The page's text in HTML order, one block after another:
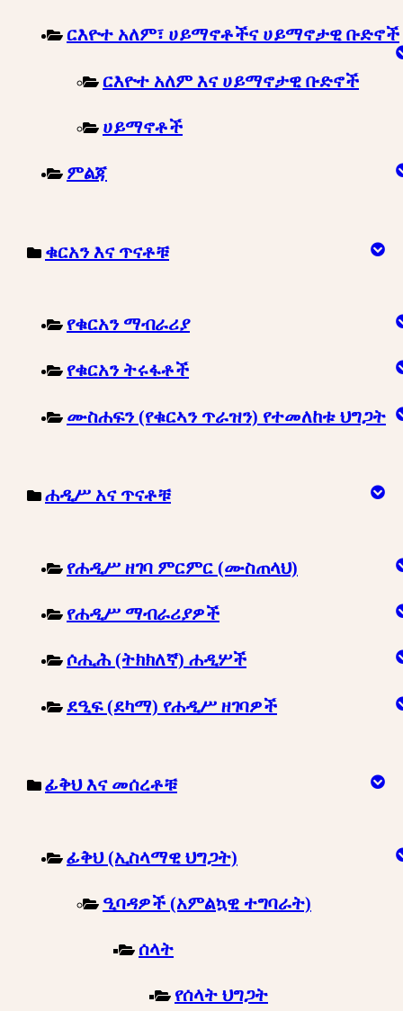
ርእዮተ አለም፣ ሀይማኖቶችና ሀይማኖታዊ ቡድኖች
ርእዮተ አለም እና ሀይማኖታዊ ቡድኖች
ሀይማኖቶች
ምልጃ
ቁርአን እና ጥናቶቹ
የቁርአን ማብራሪያ
የቁርአን ትሩፋቶች
ሙስሐፍን (የቁርኣን ጥራዝን) የተመለከቱ ህግጋት
ሐዲሥ አና ጥናቶቹ
የሐዲሥ ዘገባ ምርምር (ሙስጠላህ)
የሐዲሥ ማብራሪያዎች
ሶሒሕ (ትክክለኛ) ሐዲሦች
ደዒፍ (ደካማ) የሐዲሥ ዘገባዎች
ፊቅህ እና መሰረቶቹ
ፊቅህ (ኢስላማዊ ህግጋት)
ዒባዳዎች (አምልኳዊ ተግባራት)
ሰላት
የሰላት ህግጋት